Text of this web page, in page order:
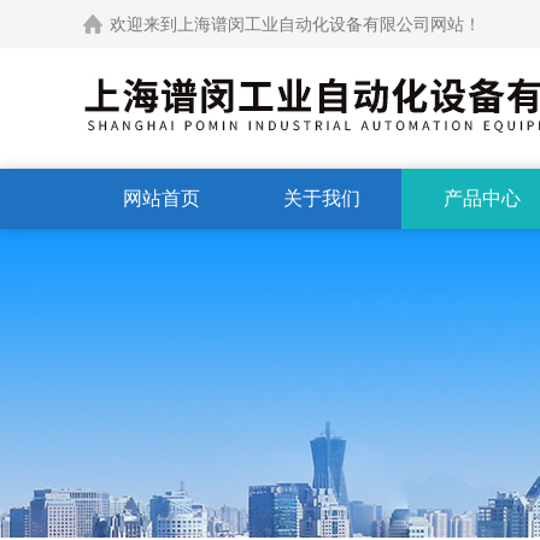
欢迎来到上海谱闵工业自动化设备有限公司网站！
网站首页 关于我们 产品中心